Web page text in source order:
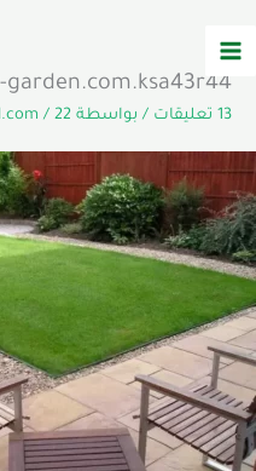
إلى
المحتوى
garden.com.ksa43r44
13 تعليقات / بواسطة / 22 سبتمبر، 2023